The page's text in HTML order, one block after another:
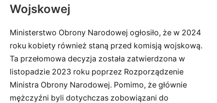
Wojskowej
Ministerstwo Obrony Narodowej ogłosiło, że w 2024
roku kobiety również staną przed komisją wojskową.
Ta przełomowa decyzja została zatwierdzona w
listopadzie 2023 roku poprzez Rozporządzenie
Ministra Obrony Narodowej. Pomimo, że głównie
mężczyźni byli dotychczas zobowiązani do